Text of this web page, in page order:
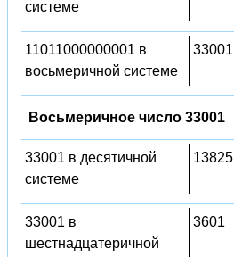
системе
11011000000001 в
восьмеричной системе
33001
Восьмеричное число 33001
33001 в десятичной
системе
13825
33001 в
шестнадцатеричной
3601